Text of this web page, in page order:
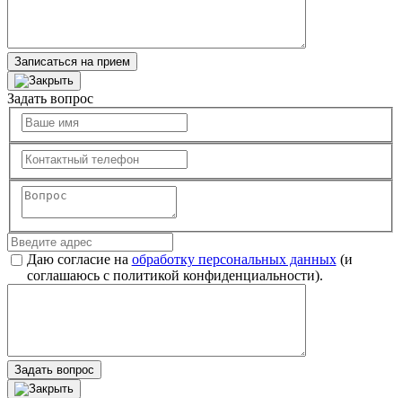
Записаться на прием
Задать вопрос
Даю согласие на обработку персональных данных(и
соглашаюсь с политикой конфиденциальности).
Задать вопрос